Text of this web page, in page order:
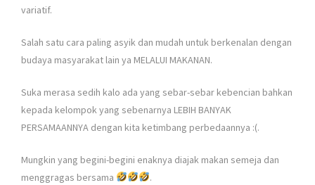
variatif.
Salah satu cara paling asyik dan mudah untuk berkenalan dengan
budaya masyarakat lain ya MELALUI MAKANAN.
Suka merasa sedih kalo ada yang sebar-sebar kebencian bahkan
kepada kelompok yang sebenarnya LEBIH BANYAK
PERSAMAANNYA dengan kita ketimbang perbedaannya :(.
Mungkin yang begini-begini enaknya diajak makan semeja dan
menggragas bersama
.